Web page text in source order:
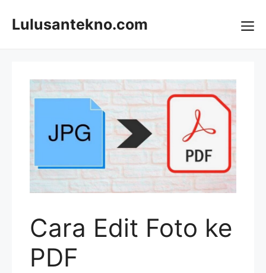
Lulusantekno.com
Cara Edit Foto ke
PDF